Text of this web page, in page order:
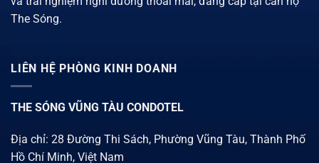
The Sóng.
LIÊN HỆ PHÒNG KINH DOANH
THE SÓNG VŨNG TÀU CONDOTEL
Địa chỉ: 28 Đường Thi Sách, Phường Vũng Tàu, Thành Phố
Hồ Chí Minh, Việt Nam